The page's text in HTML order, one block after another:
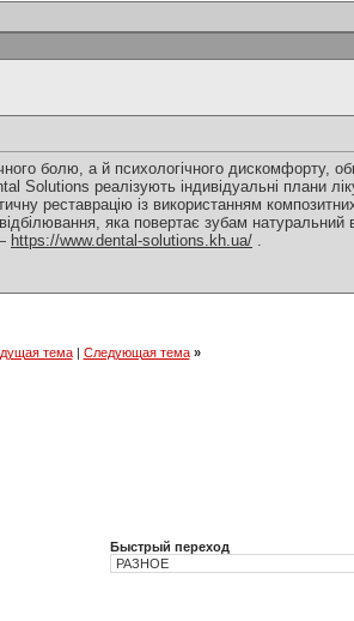
болю, а й психологічного дискомфорту,
Solutions реалізують індивідуальні плани
реставрацію із використанням
яка повертає зубам натуральний
https://www.dental-solutions.kh.ua/ .
тема| Следующая тема »
Быстрый переход